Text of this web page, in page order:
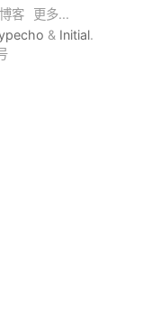
客
更多...
& Initial.